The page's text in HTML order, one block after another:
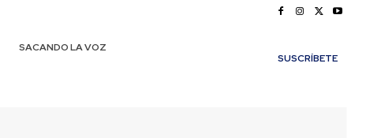
SACANDO LA VOZ
SUSCRÍBETE